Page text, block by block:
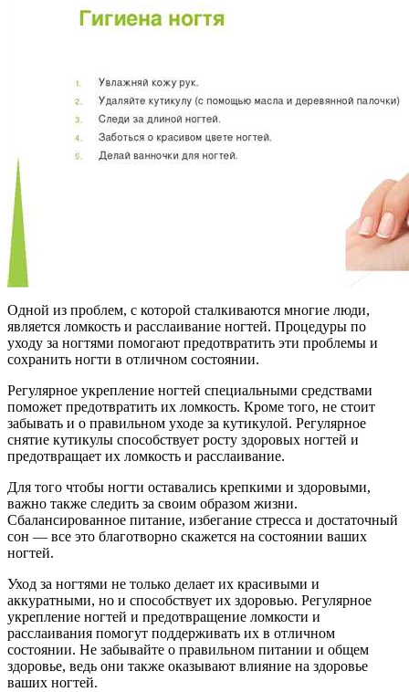
Одной из проблем, с которой сталкиваются многие люди,
является ломкость и расслаивание ногтей. Процедуры по
уходу за ногтями помогают предотвратить эти проблемы и
сохранить ногти в отличном состоянии.
Регулярное укрепление ногтей специальными средствами
поможет предотвратить их ломкость. Кроме того, не стоит
забывать и о правильном уходе за кутикулой. Регулярное
снятие кутикулы способствует росту здоровых ногтей и
предотвращает их ломкость и расслаивание.
Для того чтобы ногти оставались крепкими и здоровыми,
важно также следить за своим образом жизни.
Сбалансированное питание, избегание стресса и достаточный
сон — все это благотворно скажется на состоянии ваших
ногтей.
Уход за ногтями не только делает их красивыми и
аккуратными, но и способствует их здоровью. Регулярное
укрепление ногтей и предотвращение ломкости и
расслаивания помогут поддерживать их в отличном
состоянии. Не забывайте о правильном питании и общем
здоровье, ведь они также оказывают влияние на здоровье
ваших ногтей.